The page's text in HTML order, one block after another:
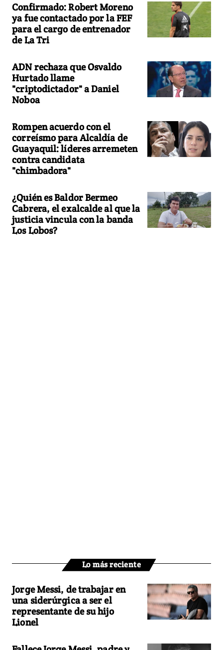
Confirmado: Robert Moreno
ya fue contactado por la FEF
para el cargo de entrenador
de La Tri
ADN rechaza que Osvaldo
Hurtado llame
"criptodictador" a Daniel
Noboa
Rompen acuerdo con el
correísmo para Alcaldía de
Guayaquil: líderes arremeten
contra candidata
"chimbadora"
¿Quién es Baldor Bermeo
Cabrera, el exalcalde al que la
justicia vincula con la banda
Los Lobos?
Lo más reciente
Jorge Messi, de trabajar en
una siderúrgica a ser el
representante de su hijo
Lionel